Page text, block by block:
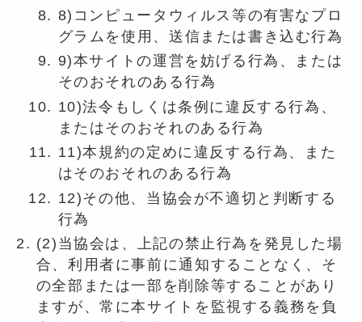
8)コンピュータウィルス等の有害なプロ
グラムを使用、送信または書き込む行為
9)本サイトの運営を妨げる行為、または
そのおそれのある行為
10)法令もしくは条例に違反する行為、
またはそのおそれのある行為
11)本規約の定めに違反する行為、また
はそのおそれのある行為
12)その他、当協会が不適切と判断する
行為
(2)当協会は、上記の禁止行為を発見した場
合、利用者に事前に通知することなく、そ
の全部または一部を削除等することがあり
ますが、常に本サイトを監視する義務を負